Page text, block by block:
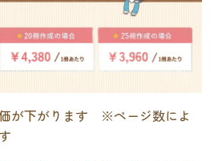
が下がります ※ページ数によ